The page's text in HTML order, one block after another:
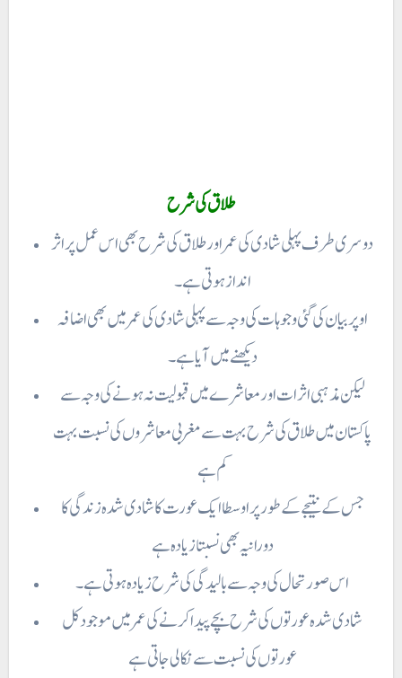
طلاق کی شرح
دوسری طرف پہلی شادی کی عمر اور طلاق کی شرح بھی اس عمل پر اثر
انداز ہوتی ہے ۔
اوپر بیان کی گئی وجوہات کی وجہ سے پہلی شادی کی عمر میں بھی اضافہ
دیکھنے میں آیا ہے۔
لیکن مذہبی اثرات اور معاشرے میں قبولیت نہ ہونے کی وجہ سے
پاکستان میں طلاق کی شرح بہت سے مغربی معاشروں کی نسبت بہت
کم ہے
جس کے نتیجے کے طور پر اوسطا ایک عورت کا شادی شدہ زندگی کا
دورانیہ بھی نسبتا زیادہ ہے
اس صورتحال کی وجہ سے بالیدگی کی شرح زیادہ ہوتی ہے ۔
شادی شدہ عورتوں کی شرح بچے پیدا کرنے کی عمر میں موجود کل
عورتوں کی نسبت سے نکالی جاتی ہے